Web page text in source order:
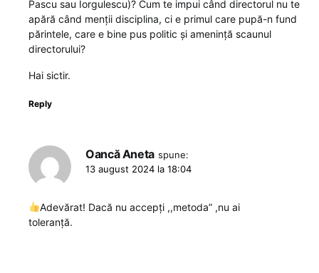
Pascu sau Iorgulescu)? Cum te impui când directorul nu te
apără când menții disciplina, ci e primul care pupă-n fund
părintele, care e bine pus politic și amenință scaunul
directorului?
Hai sictir.
Reply
Oancă Aneta spune:
13 august 2024 la 18:04
Adevărat! Dacă nu accepți ,,metoda” ,nu ai
toleranță.